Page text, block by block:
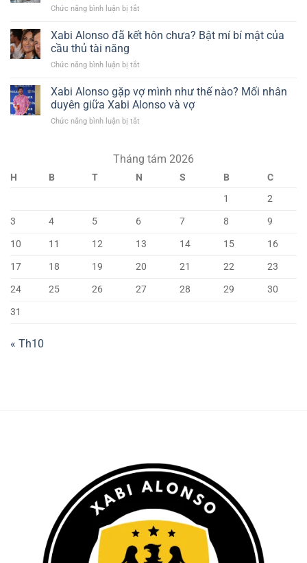
giỏi
thi
của
Xabi
Chức năng bình luận bị tắt
sạn
và
những
Xabi Alonso đã kết hôn chưa? Bật mí bí mật của
cầu thủ tài năng
Chức năng bình luận bị tắt
Alonso
đã
mí
mật
năng
Xabi Alonso gặp vợ mình như thế nào? Mối nhân
duyên giữa Xabi Alonso và vợ
Chức năng bình luận bị tắt
gặp
mình
Mối
duyên
giữa
Alonso
Tháng tám 2026
H B T N S B
C
1
2
3
4 5 6 7 8
9
10
11 12 13 14 15
16
17
18 19 20 21 22
23
24
25 26 27 28 29
30
31
« Th10